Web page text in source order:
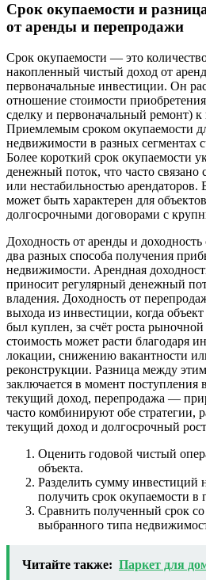
Срок окупаемости и
от аренды и перепродажи
Срок окупаемости — это количество
накопленный чистый доход от
первоначальные инвестиции. Он
отношение стоимости
сделку и первоначальный ремонт)
Приемлемым сроком окупаемости
недвижимости в разных сегментах
Более короткий срок окупаемости
денежный поток, что часто
или нестабильностью арендаторов.
может быть характерен для
долгосрочными договорами с
Доходность от аренды и
два разных способа получения
недвижимости. Арендная
приносит регулярный денежный
владения. Доходность от
выхода из инвестиции, когда
был куплен, за счёт роста
стоимость может расти благодаря
локации, снижению вакантности
реконструкции. Разница между
заключается в момент
текущий доход, перепродажа —
часто комбинируют обе стратегии,
текущий доход и долгосрочный
Оценить годовой чистый
объекта.
Разделить сумму
получить срок окупаемости в
Сравнить полученный срок
выбранного типа
Читайте также: Паркет для